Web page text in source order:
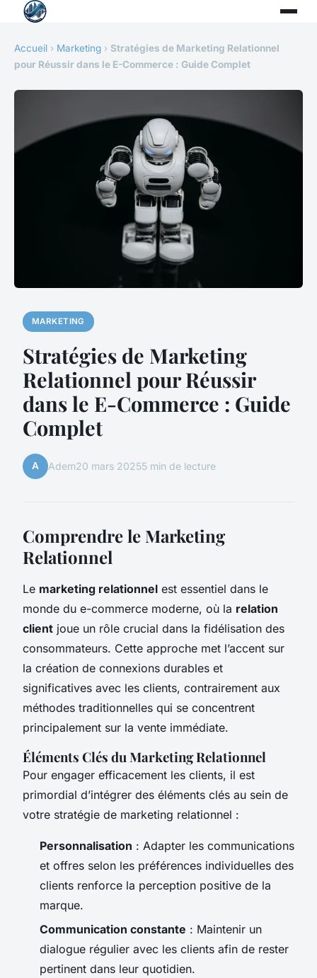
Accueil › Marketing › Stratégies de Marketing Relationnel
pour Réussir dans le E-Commerce : Guide Complet
MARKETING
Stratégies de Marketing
Relationnel pour Réussir
dans le E-Commerce : Guide
Complet
A Adem20 mars 20255 min de lecture
Comprendre le Marketing
Relationnel
Le marketing relationnel est essentiel dans le
monde du e-commerce moderne, où la relation
client joue un rôle crucial dans la fidélisation des
consommateurs. Cette approche met l’accent sur
la création de connexions durables et
significatives avec les clients, contrairement aux
méthodes traditionnelles qui se concentrent
principalement sur la vente immédiate.
Éléments Clés du Marketing Relationnel
Pour engager efficacement les clients, il est
primordial d’intégrer des éléments clés au sein de
votre stratégie de marketing relationnel :
Personnalisation : Adapter les communications
et offres selon les préférences individuelles des
clients renforce la perception positive de la
marque.
Communication constante : Maintenir un
dialogue régulier avec les clients afin de rester
pertinent dans leur quotidien.